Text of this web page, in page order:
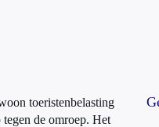
toeristenbelasting
de omroep. Het